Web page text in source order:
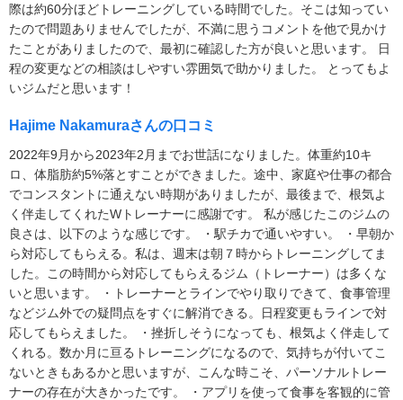
際は約60分ほどトレーニングしている時間でした。そこは知ってい
たので問題ありませんでしたが、不満に思うコメントを他で見かけ
たことがありましたので、最初に確認した方が良いと思います。 日
程の変更などの相談はしやすい雰囲気で助かりました。 とってもよ
いジムだと思います！
Hajime Nakamuraさんの口コミ
2022年9月から2023年2月までお世話になりました。体重約10キ
ロ、体脂肪約5%落とすことができました。途中、家庭や仕事の都合
でコンスタントに通えない時期がありましたが、最後まで、根気よ
く伴走してくれたWトレーナーに感謝です。 私が感じたこのジムの
良さは、以下のような感じです。 ・駅チカで通いやすい。 ・早朝か
ら対応してもらえる。私は、週末は朝７時からトレーニングしてま
した。この時間から対応してもらえるジム（トレーナー）は多くな
いと思います。 ・トレーナーとラインでやり取りできて、食事管理
などジム外での疑問点をすぐに解消できる。日程変更もラインで対
応してもらえました。 ・挫折しそうになっても、根気よく伴走して
くれる。数か月に亘るトレーニングになるので、気持ちが付いてこ
ないときもあるかと思いますが、こんな時こそ、パーソナルトレー
ナーの存在が大きかったです。 ・アプリを使って食事を客観的に管